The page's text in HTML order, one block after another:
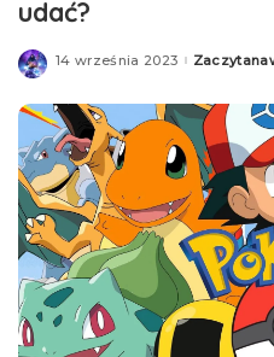
udać?
14 września 2023Posted